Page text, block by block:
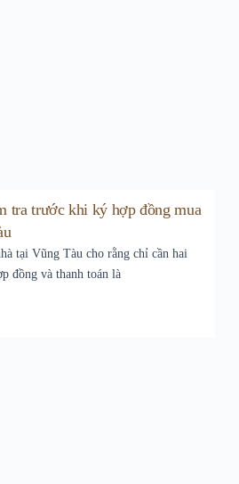
tra trước khi ký hợp đồng mua
tại Vũng Tàu cho rằng chỉ cần hai
đồng và thanh toán là